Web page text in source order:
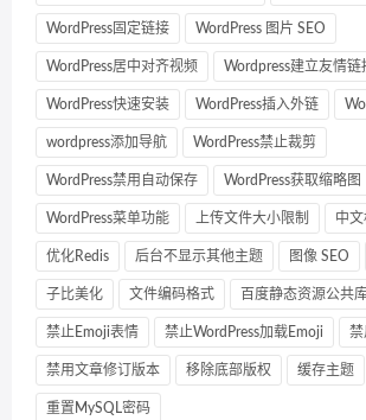
WordPress固定链接 WordPress 图片 SEO
WordPress居中对齐视频 Wordpress建立友情链
WordPress快速安装 WordPress插入外链
wordpress添加导航 WordPress禁止裁剪
WordPress禁用自动保存 WordPress获取缩略图
WordPress菜单功能 上传文件大小限制 中
优化Redis 后台不显示其他主题 图像 SEO
子比美化 文件编码格式 百度静态资源公共
禁止Emoji表情 禁止WordPress加载Emoji 禁
禁用文章修订版本 移除底部版权 缓存主题
重置MySQL密码